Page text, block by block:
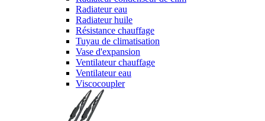
Radiateur eau
Radiateur huile
Résistance chauffage
Tuyau de climatisation
Vase d'expansion
Ventilateur chauffage
Ventilateur eau
Viscocoupler